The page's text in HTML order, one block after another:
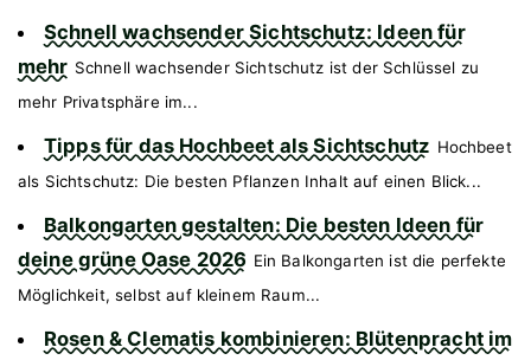
Schnell wachsender Sichtschutz: Ideen für
mehr Schnell wachsender Sichtschutz ist der Schlüssel zu
mehr Privatsphäre im...
Tipps für das Hochbeet als Sichtschutz Hochbeet
als Sichtschutz: Die besten Pflanzen Inhalt auf einen Blick...
Balkongarten gestalten: Die besten Ideen für
deine grüne Oase 2026 Ein Balkongarten ist die perfekte
Möglichkeit, selbst auf kleinem Raum...
Rosen & Clematis kombinieren: Blütenpracht im